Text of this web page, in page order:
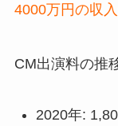
4000万円の収
CM出演料の推
2020年: